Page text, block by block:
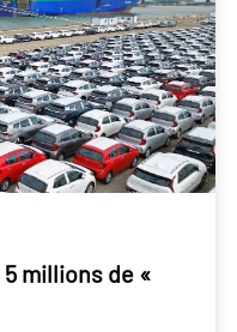
millions de «